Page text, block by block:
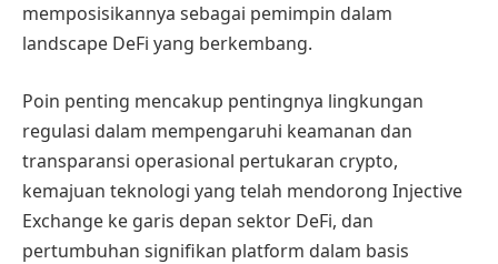
memposisikannya sebagai pemimpin dalam
landscape DeFi yang berkembang.
Poin penting mencakup pentingnya lingkungan
regulasi dalam mempengaruhi keamanan dan
transparansi operasional pertukaran crypto,
kemajuan teknologi yang telah mendorong Injective
Exchange ke garis depan sektor DeFi, dan
pertumbuhan signifikan platform dalam basis